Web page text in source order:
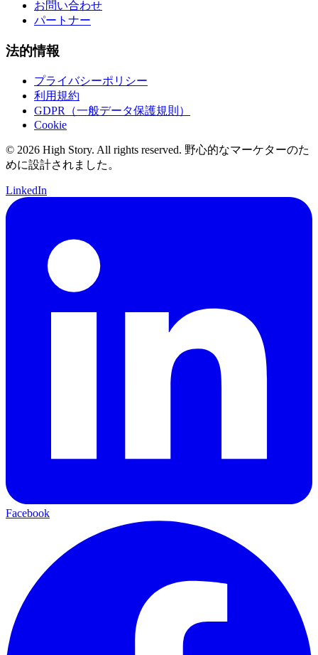
お問い合わせ
パートナー
法的情報
プライバシーポリシー
利用規約
GDPR（一般データ保護規則）
Cookie
© 2026 High Story. All rights reserved. 野心的なマーケターのた
めに設計されました。
LinkedIn
Facebook